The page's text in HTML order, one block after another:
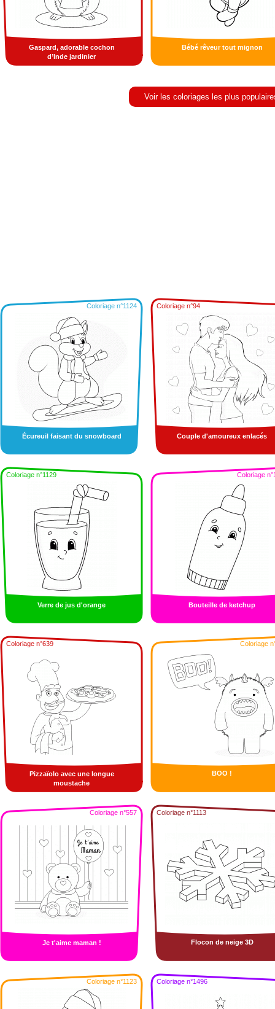
Gaspard, adorable cochon
d’Inde jardinier
Bébé rêveur tout mignon
Voir les coloriages les plus
Coloriage n°1124
Écureuil faisant du snowboard
Coloriage n°94
Couple d'amoureux enlacés
Coloriage n°1129
Verre de jus d'orange
Coloriage
Bouteille de ketchup
Coloriage n°639
Pizzaïolo avec une longue
moustache
Coloriage
BOO !
Coloriage n°557
Je t'aime maman !
Coloriage n°1113
Flocon de neige 3D
Coloriage n°1123 Coloriage n°1496